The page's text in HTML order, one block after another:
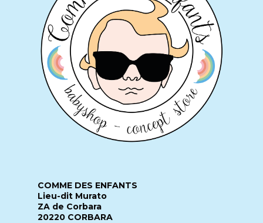
COMME DES ENFANTS
Lieu-dit Murato
ZA de Corbara
20220 CORBARA